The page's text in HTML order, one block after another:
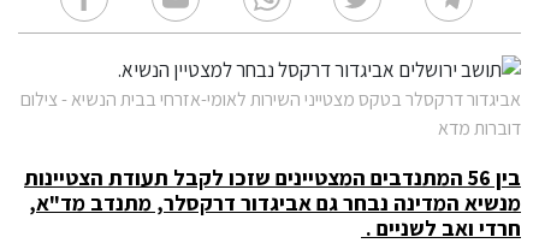
אביגדור דרקסלר בטקס מצטייני השירות לאומי-אזרחי בבית הנשיא - צילום
דוברות מדא
בין 56 המתנדבים המצטיינים שזכו לקבל תעודת הצטיינות
מנשיא המדינה נבחר גם אביגדור דרקסלר, מתנדב מד"א,
חרדי ואב לשניים .